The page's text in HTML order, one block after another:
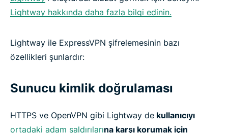
Lightway hakkında daha fazla bilgi edinin.
Lightway ile ExpressVPN şifrelemesinin bazı
özellikleri şunlardır:
Sunucu kimlik doğrulaması
HTTPS ve OpenVPN gibi Lightway de kullanıcıyı
ortadaki adam saldırılarına karşı korumak için